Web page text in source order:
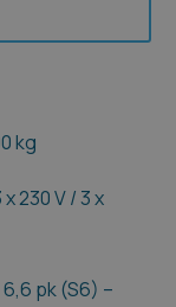
kg
230 V / 3 x
pk (S6) –